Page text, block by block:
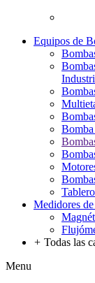
Equipos de
Medidores
+ Todas las
Menu